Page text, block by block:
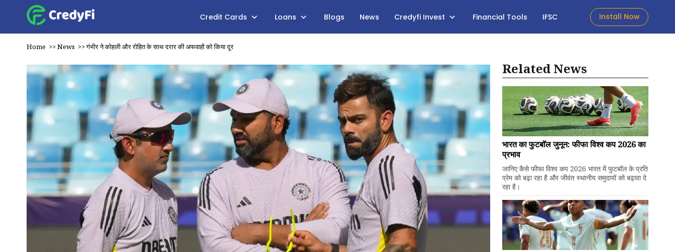
Credit Cards Loans Blogs News Credyfi Invest Financial Tools IFSC Install Now
Home >>News >>गंभीर ने कोहली और रोहित के साथ दरार की अफवाहों को किया दूर
Related News
भारत का फुटबॉल जुनून: फीफा विश्व कप 2026 का
प्रभाव
जानिए कैसे फीफा विश्व कप 2026 भारत में फुटबॉल के प्रति
प्रेम को बढ़ा रहा है और जीवंत स्थानीय समुदायों को बढ़ावा दे
रहा है।